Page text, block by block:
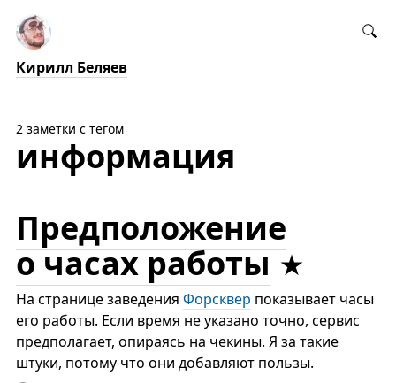
Кирилл Беляев
2 заметки с тегом
информация
Предположение
о часах работы
На странице заведения Форсквер показывает часы
его работы. Если время не указано точно, сервис
предполагает, опираясь на чекины. Я за такие
штуки, потому что они добавляют пользы.